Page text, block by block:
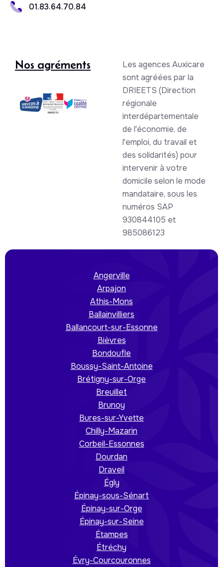
01.83.64.70.84
Nos agréments
Les agences Auxicare
sont agréées par la
DRIEETS (Direction
régionale
interdépartementale
de l'économie, de
l'emploi, du travail et
des solidarités) pour
intervenir à votre
domicile selon le mode
mandataire, sous les
numéros SAP
930844105 et
985086123
Angerville
Arpajon
Athis-Mons
Ballainvilliers
Ballancourt-sur-Essonne
Bièvres
Bondoufle
Boussy-Saint-Antoine
Brétigny-sur-Orge
Breuillet
Brunoy
Bures-sur-Yvette
Chilly-Mazarin
Corbeil-Essonnes
Dourdan
Draveil
Égly
Épinay-sous-Sénart
Épinay-sur-Orge
Épinay-sur-Seine
Étampes
Étréchy
Évry-Courcouronnes